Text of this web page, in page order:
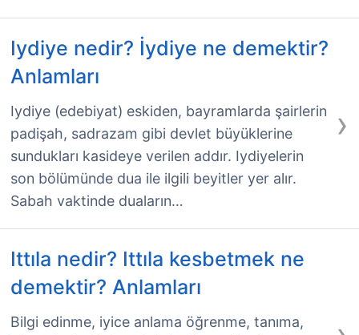
Iydiye nedir? İydiye ne demektir?
Anlamları
›
Iydiye (edebiyat) eskiden, bayramlarda şairlerin
padişah, sadrazam gibi devlet büyüklerine
sundukları kasideye verilen addır. Iydiyelerin
son bölümünde dua ile ilgili beyitler yer alır.
Sabah vaktinde duaların…
Ittıla nedir? Ittıla kesbetmek ne
demektir? Anlamları
Bilgi edinme, iyice anlama öğrenme, tanıma,